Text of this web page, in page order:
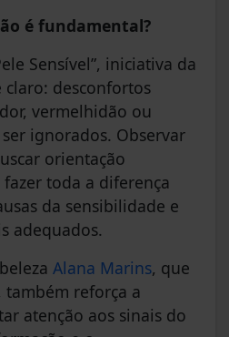
é fundamental?
Sensível”, iniciativa da
claro: desconfortos
vermelhidão ou
ignorados. Observar
orientação
toda a diferença
da sensibilidade e
adequados.
Alana Marins, que
também reforça a
atenção aos sinais do